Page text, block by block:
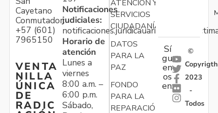
Cayetano
Conmutador:
+57 (601)
7965150
VENTA
NILLA
ÚNICA
DE
RADIC
Notificaciones
judiciales:
Horario de
atención
Lunes a
viernes
8:00 a.m. –
6:00 p.m.
Sábado,
ATENCIÓN Y
SERVICIOS
CIUDADANÍA
DATOS
PARA LA
PAZ
FONDO
PARA LA
REPARACIÓN
Sí
gu
en
os
en:
©
Copyrigth
2023
-
Todos